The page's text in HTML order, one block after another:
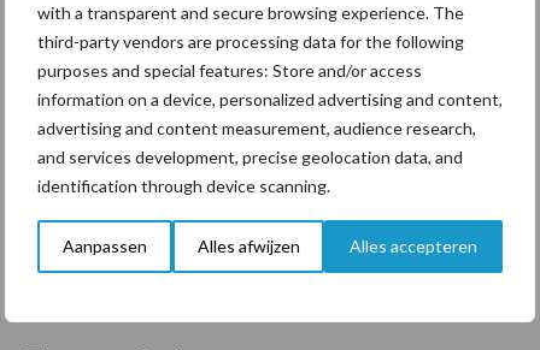
with a transparent and secure browsing experience. The
third-party vendors are processing data for the following
purposes and special features: Store and/or access
information on a device, personalized advertising and content,
advertising and content measurement, audience research,
and services development, precise geolocation data, and
identification through device scanning.
Aanpassen Alles afwijzen Alles accepteren
De speenhuid: een vaak
onderschatte risicofactor
voor mastitis
ForFarmers ziet volume en
marktaandeel groeien in
krimpende Nederlandse
markt